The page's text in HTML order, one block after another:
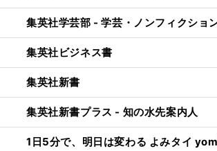
集英社学芸部 - 学芸・ノンフィクショ
集英社ビジネス書
集英社新書
集英社新書プラス - 知の水先案内人
1日5分で、明日は変わる よみタイ